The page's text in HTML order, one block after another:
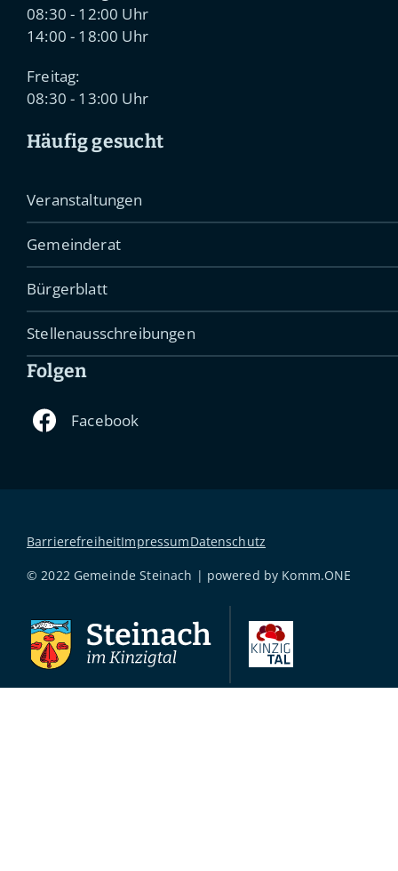
08:30 - 12:00 Uhr
14:00 - 18:00 Uhr
Freitag:
08:30 - 13:00 Uhr
Häufig gesucht
Veranstaltungen
Gemeinderat
Bürgerblatt
Stellenausschreibungen
Folgen
BarrierefreiheitImpressumDatenschutz
© 2022 Gemeinde Steinach | powered by Komm.ONE